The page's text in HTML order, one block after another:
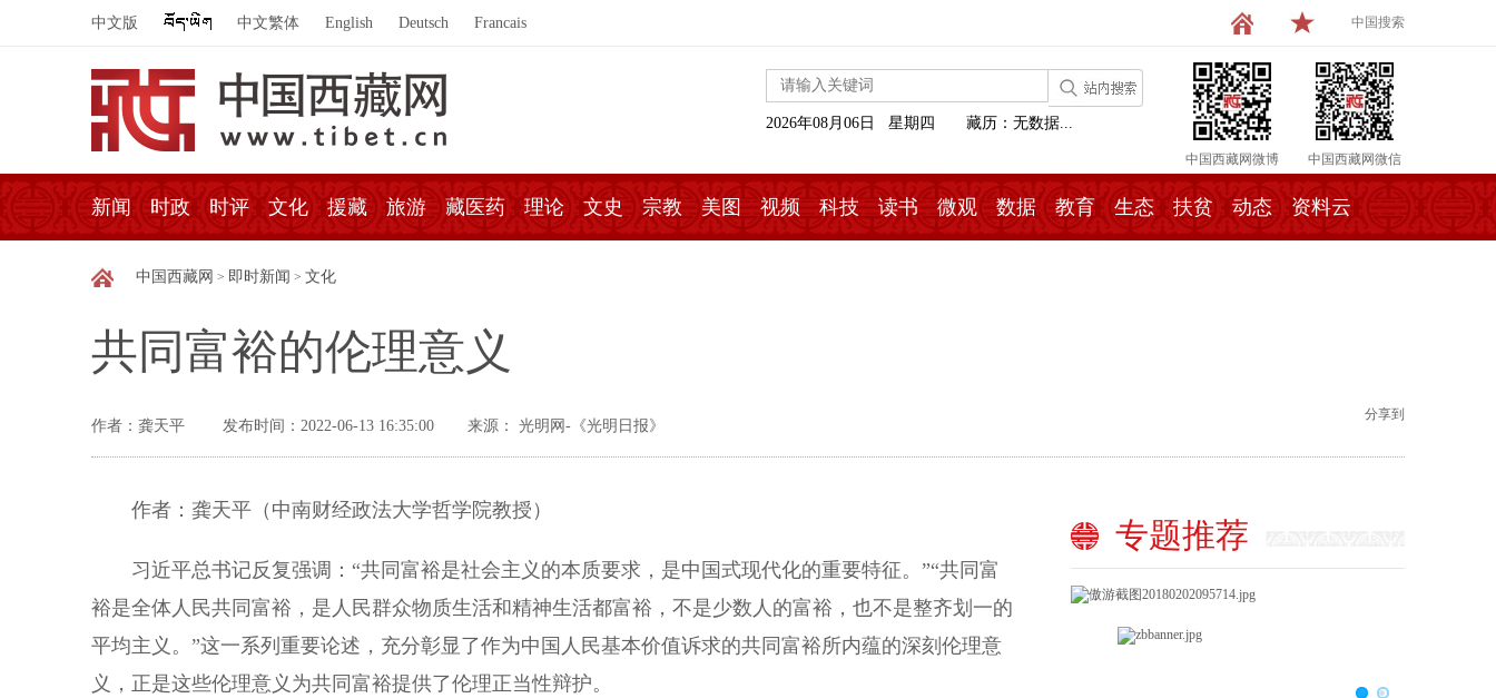
中文版 中文繁体 English Deutsch Francais 中国搜索
中国西藏网微博 中国西藏网微信
2026年08月06日 星期四 藏历：无数据...
新闻 时政 时评 文化 援藏 旅游 藏医药 理论 文史 宗教 美图 视频 科技 读书 微观 数据 教育 生态 扶贫 动态 资料云
中国西藏网 > 即时新闻 > 文化
共同富裕的伦理意义
作者：龚天平 发布时间：2022-06-13 16:35:00 来源： 光明网-《光明日报》
分享到
作者：龚天平（中南财经政法大学哲学院教授）
习近平总书记反复强调：“共同富裕是社会主义的本质要求，是中国式现代化的重要特征。”“共同富
裕是全体人民共同富裕，是人民群众物质生活和精神生活都富裕，不是少数人的富裕，也不是整齐划一的
平均主义。”这一系列重要论述，充分彰显了作为中国人民基本价值诉求的共同富裕所内蕴的深刻伦理意
义，正是这些伦理意义为共同富裕提供了伦理正当性辩护。
专题推荐